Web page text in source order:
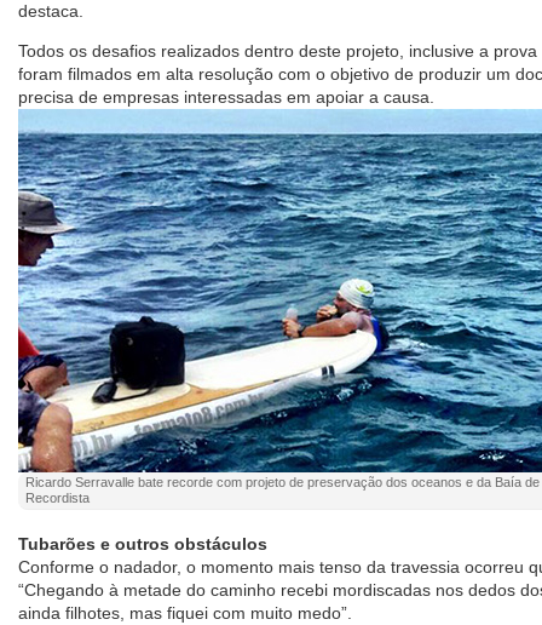
destaca.
Todos os desafios realizados dentro deste projeto, inclusive a
foram filmados em alta resolução com o objetivo de produzir um
precisa de empresas interessadas em apoiar a causa.
Ricardo Serravalle bate recorde com projeto de preservação dos oceanos e da Baía
Recordista
Tubarões e outros obstáculos
Conforme o nadador, o momento mais tenso da travessia ocorreu
“Chegando à metade do caminho recebi mordiscadas nos dedos
ainda filhotes, mas fiquei com muito medo”.